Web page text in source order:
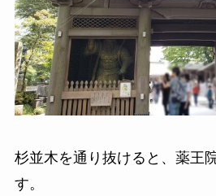
杉並木を通り抜けると、薬王
す。